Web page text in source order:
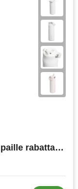
Bouteille d'eau de 700 ml avec paille rabattable Stanley IceFlow™ 2.0